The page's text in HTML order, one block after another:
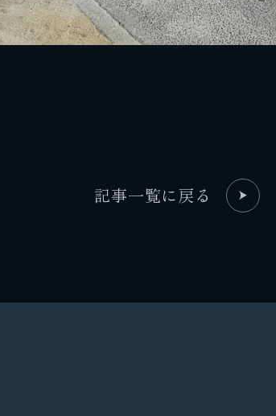
記事一覧に戻る